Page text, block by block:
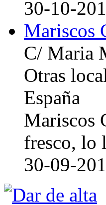
30-10-
Mariscos
C/ Maria
Otras
España
Mariscos
fresco, lo
30-09-